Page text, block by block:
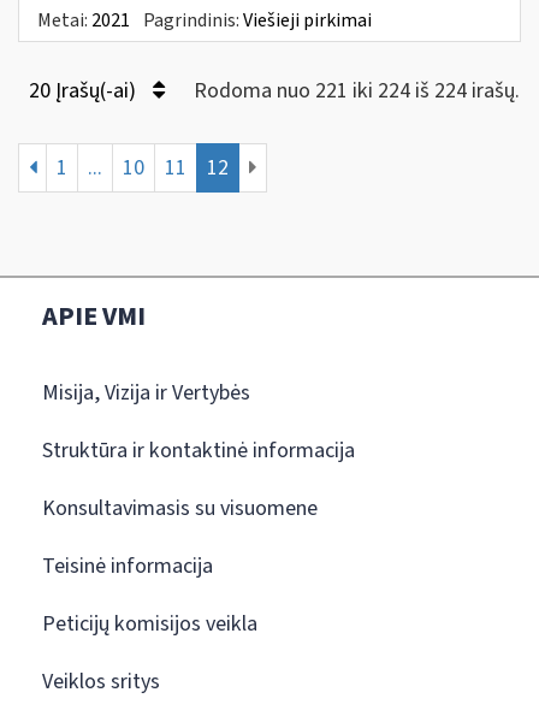
Metai: 2021 Pagrindinis:Viešieji pirkimai
20 Įrašų(-ai) Rodoma nuo 221 iki 224 iš 224 irašų.
1 ... 10 11 12
APIE VMI
Misija, Vizija ir Vertybės
Struktūra ir kontaktinė informacija
Konsultavimasis su visuomene
Teisinė informacija
Peticijų komisijos veikla
Veiklos sritys